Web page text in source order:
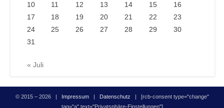
10
11 12 13 14 15
16
17
18 19 20 21 22
23
24
25 26 27 28 29
30
31
« Juli
© 2015 – 2026 | Impressum| Datenschutz | [rcb-consent type="change"
tag="a" text="Privatsphäre-Einstellungen"]